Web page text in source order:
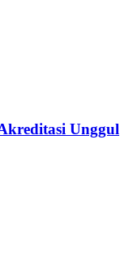
Unggul